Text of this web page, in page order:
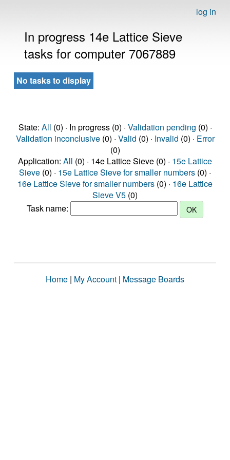
log in
In progress 14e Lattice Sieve
tasks for computer 7067889
No tasks to display
State: All (0) · In progress (0) · Validation pending (0) ·
Validation inconclusive(0) · Valid (0) · Invalid (0) · Error
(0)
Application: All (0) · 14e Lattice Sieve (0) · 15e Lattice
Sieve (0) · 15e Lattice Sieve for smaller numbers (0) ·
16e Lattice Sieve for smaller numbers (0) · 16e Lattice
Sieve V5 (0)
Task name:
Home | My Account | Message Boards